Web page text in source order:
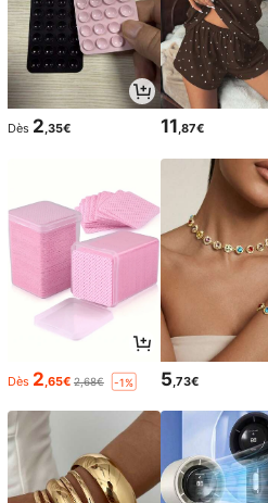
Dès 2,35€ 11,87€
Dès 2 ,65€ 2,68€ -1% 5 ,73€